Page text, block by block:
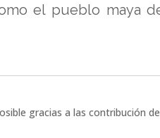
el pueblo maya
gracias a las contribución